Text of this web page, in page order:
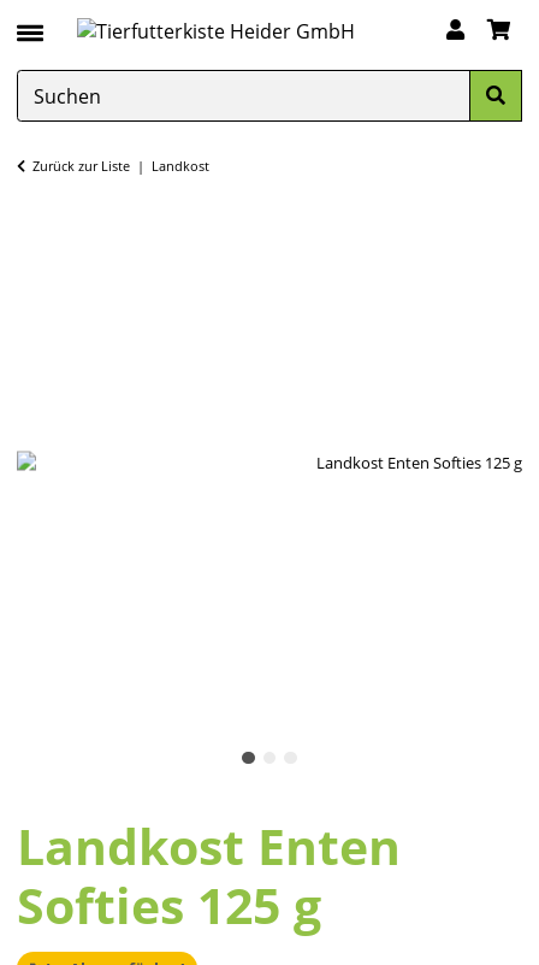
Zurück zur Liste Landkost
Landkost Enten
Softies 125 g